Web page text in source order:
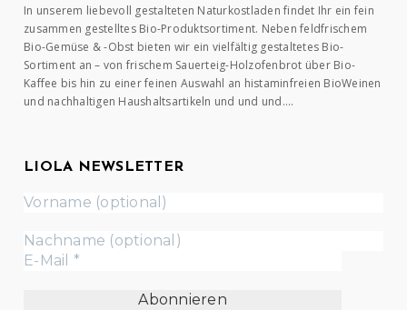
In unserem liebevoll gestalteten Naturkostladen findet Ihr ein fein
zusammen gestelltes Bio-Produktsortiment. Neben feldfrischem
Bio-Gemüse & -Obst bieten wir ein vielfältig gestaltetes Bio-
Sortiment an – von frischem Sauerteig-Holzofenbrot über Bio-
Kaffee bis hin zu einer feinen Auswahl an histaminfreien BioWeinen
und nachhaltigen Haushaltsartikeln und und und….
LIOLA NEWSLETTER